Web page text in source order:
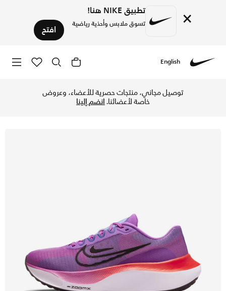
× تطبيق NIKE هنا!
تسوق ملابس وأحذية رياضية افتح
English
توصيل مجاني، منتجات حصرية للأعضاء، وعروض
خاصة لأعضائنا.انضم إلينا